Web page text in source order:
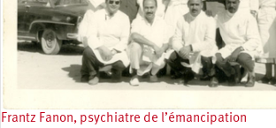
Frantz Fanon, psychiatre de l’émancipation